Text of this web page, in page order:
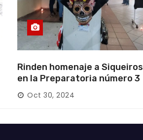
Rinden homenaje a Siqueiros
en la Preparatoria número 3
Oct 30, 2024